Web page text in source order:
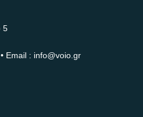
5
• Email : info@voio.gr